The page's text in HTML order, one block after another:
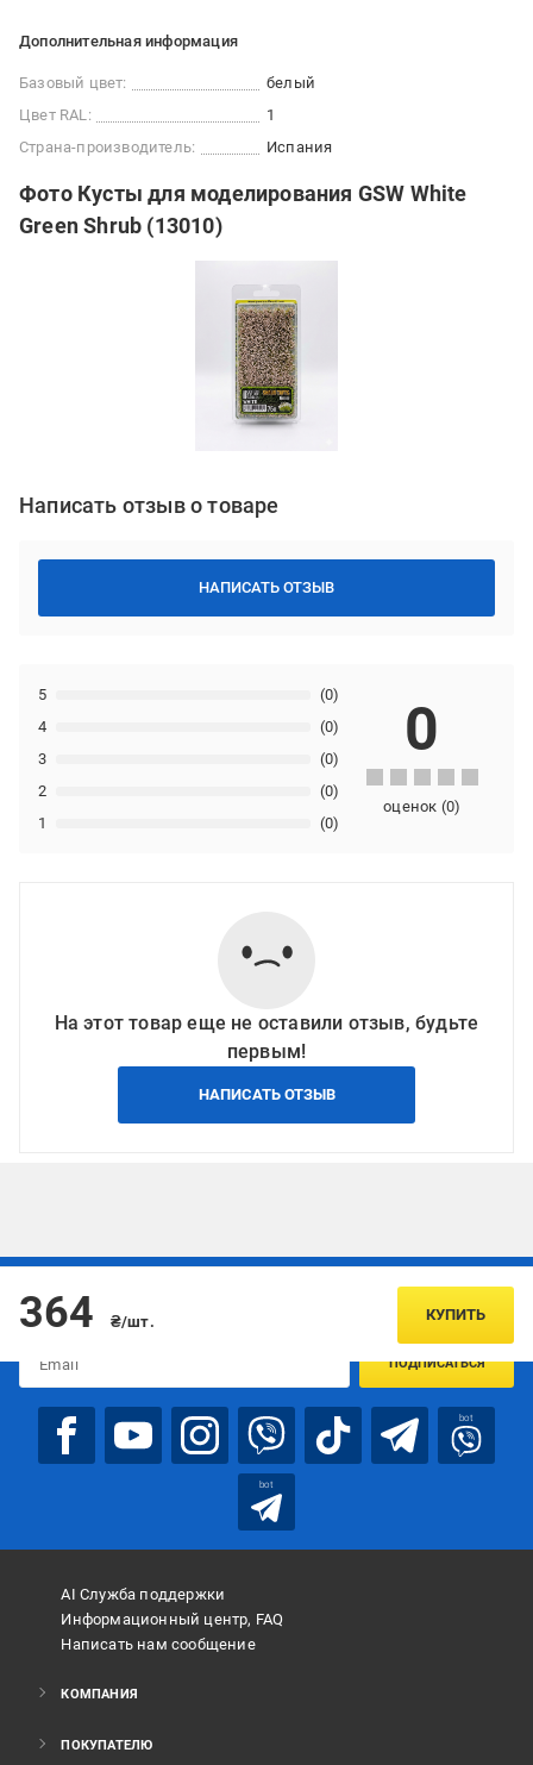
Дополнительная информация
Базовый цвет:
белый
Цвет RAL:
1
Страна-производитель:
Испания
Фото Кусты для моделирования GSW White
Green Shrub (13010)
Написать отзыв о товаре
НАПИСАТЬ ОТЗЫВ
1 (0)
2 (0)
3 (0)
4 (0)
5 (0)
0
оценок (0)
На этот товар еще не оставили отзыв, будьте
первым!
НАПИСАТЬ ОТЗЫВ
364 ₴/шт. КУПИТЬ
Подписывайтесь, чтобы узнавать первым об акцияx и
ПОДПИСАТЬСЯ
bot
bot
AI Служба поддержки
Информационный центр, FAQ
Написать нам сообщение
КОМПАНИЯ
ПОКУПАТЕЛЮ